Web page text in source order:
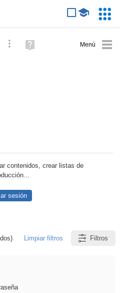
Búsqueda avanzada
Ayuda
(en
contenidos, crear listas de
sesión
Limpiar filtros Filtros